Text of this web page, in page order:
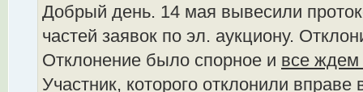
Добрый день. 14 мая вывесили
частей заявок по эл. аукциону.
Отклонение было спорное и все
Участник, которого отклонили